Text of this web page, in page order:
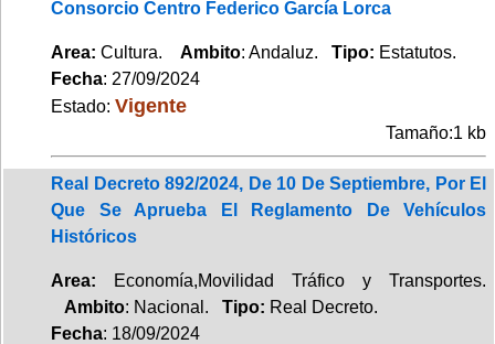
Consorcio Centro Federico García Lorca
Area: Cultura. Ambito: Andaluz. Tipo: Estatutos.
Fecha: 27/09/2024
Estado: Vigente
Tamaño:1 kb
Real Decreto 892/2024, De 10 De Septiembre, Por El
Que Se Aprueba El Reglamento De Vehículos
Históricos
Area: Economía,Movilidad Tráfico y Transportes.
Ambito: Nacional. Tipo: Real Decreto.
Fecha: 18/09/2024